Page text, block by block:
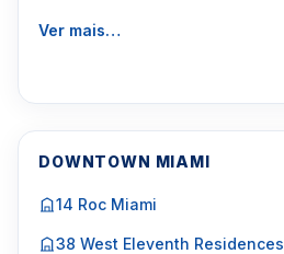
Ver mais…
DOWNTOWN MIAMI
14 Roc Miami
38 West Eleventh Residences